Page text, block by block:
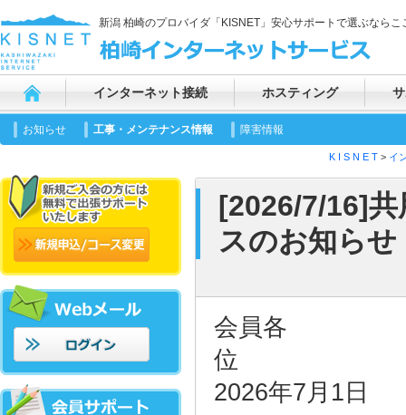
新潟 柏崎のプロバイダ「KISNET」安心サポートで選ぶならこ
インターネット接続 ホスティング
お知らせ 工事・メンテナンス情報 障害情報
K I S N E T > イ
[2026/7/16]
スのお知らせ
会員各
2026年7月1日